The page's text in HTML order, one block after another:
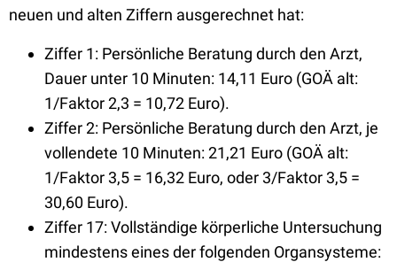
neuen und alten Ziffern ausgerechnet hat:
Ziffer 1: Persönliche Beratung durch den Arzt,
Dauer unter 10 Minuten: 14,11 Euro (GOÄ alt:
1/Faktor 2,3 = 10,72 Euro).
Ziffer 2: Persönliche Beratung durch den Arzt, je
vollendete 10 Minuten: 21,21 Euro (GOÄ alt:
1/Faktor 3,5 = 16,32 Euro, oder 3/Faktor 3,5 =
30,60 Euro).
Ziffer 17: Vollständige körperliche Untersuchung
mindestens eines der folgenden Organsysteme: